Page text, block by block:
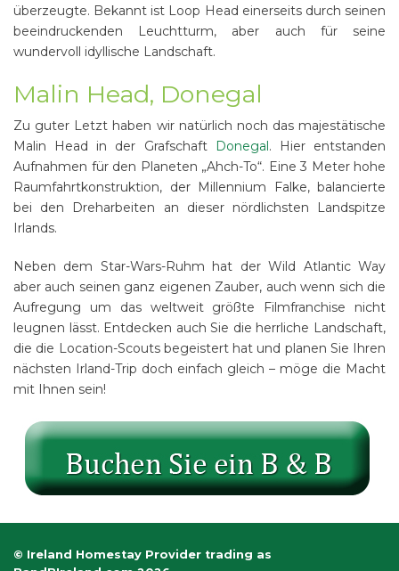
überzeugte. Bekannt ist Loop Head einerseits durch seinen
beeindruckenden Leuchtturm, aber auch für seine
wundervoll idyllische Landschaft.
Malin Head, Donegal
Zu guter Letzt haben wir natürlich noch das majestätische
Malin Head in der Grafschaft
Donegal. Hier entstanden
Aufnahmen für den Planeten „Ahch-To“. Eine 3 Meter hohe
Raumfahrtkonstruktion, der Millennium Falke, balancierte
bei den Dreharbeiten an dieser nördlichsten Landspitze
Irlands.
Neben dem Star-Wars-Ruhm hat der Wild Atlantic Way
aber auch seinen ganz eigenen Zauber, auch wenn sich die
Aufregung um das weltweit größte Filmfranchise nicht
leugnen lässt. Entdecken auch Sie die herrliche Landschaft,
die die Location-Scouts begeistert hat und planen Sie Ihren
nächsten Irland-Trip doch einfach gleich – möge die Macht
mit Ihnen sein!
© Ireland Homestay Provider trading as